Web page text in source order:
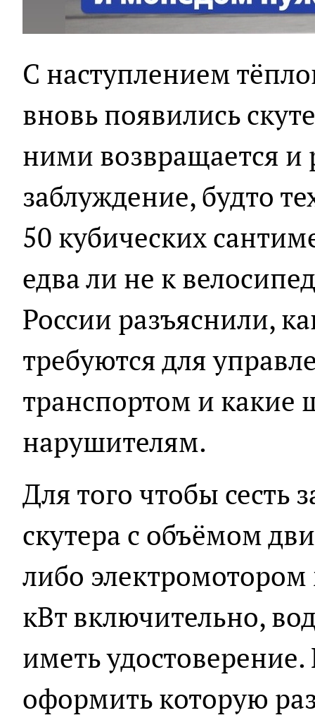
С наступлением
вновь появились
ними возвращается и
заблуждение, будто
50 кубических
едва ли не к
России разъяснили,
требуются для
транспортом и какие
нарушителям.
Для того чтобы сесть
скутера с объёмом
либо
кВт включительно,
иметь
оформить которую